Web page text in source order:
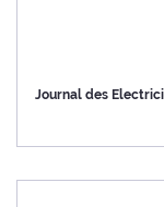
Journal des